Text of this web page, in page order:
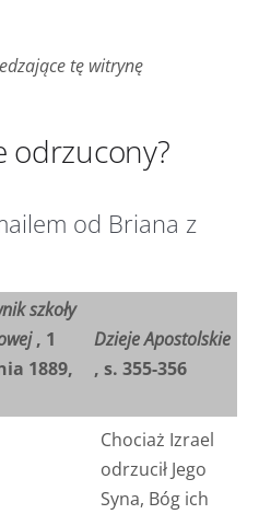
tę witrynę
odrzucony?
od Briana z
szkoły
, 1
1889,
Dzieje Apostolskie
, s. 355-356
Chociaż Izrael
odrzucił Jego
Syna, Bóg ich